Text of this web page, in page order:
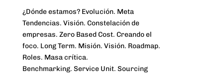
¿Dónde estamos? Evolución. Meta
Tendencias. Visión. Constelación de
empresas. Zero Based Cost. Creando el
foco. Long Term. Misión. Visión. Roadmap.
Roles. Masa crítica.
Benchmarking. Service Unit. Sourcing